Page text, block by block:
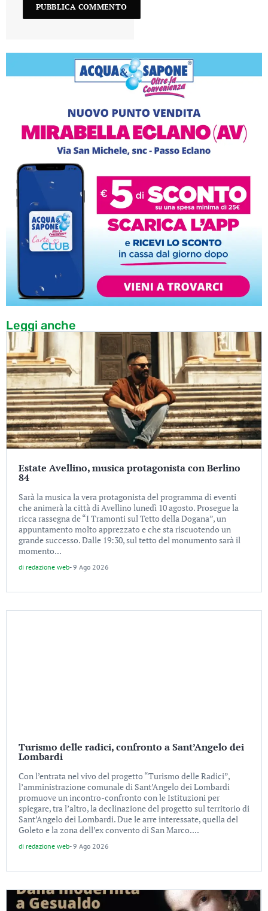
Leggi anche
Estate Avellino, musica protagonista con Berlino
84
Sarà la musica la vera protagonista del programma di eventi
che animerà la città di Avellino lunedì 10 agosto. Prosegue la
ricca rassegna de “I Tramonti sul Tetto della Dogana”, un
appuntamento molto apprezzato e che sta riscuotendo un
grande successo. Dalle 19:30, sul tetto del monumento sarà il
momento...
di redazione web-9 Ago 2026
Turismo delle radici, confronto a Sant’Angelo dei
Lombardi
Con l’entrata nel vivo del progetto “Turismo delle Radici”,
l’amministrazione comunale di Sant’Angelo dei Lombardi
promuove un incontro-confronto con le Istituzioni per
spiegare, tra l’altro, la declinazione del progetto sul territorio di
Sant’Angelo dei Lombardi. Due le arre interessate, quella del
Goleto e la zona dell’ex convento di San Marco....
di redazione web-9 Ago 2026